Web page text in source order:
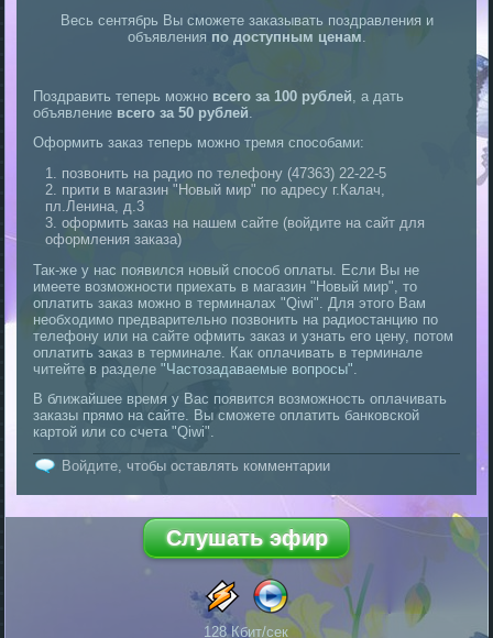
Весь сентябрь Вы сможете заказывать поздравления и
объявления по доступным ценам.
Поздравить теперь можно всего за 100 рублей, а дать
объявление всего за 50 рублей.
Оформить заказ теперь можно тремя способами:
позвонить на радио по телефону (47363) 22-22-5
прити в магазин "Новый мир" по адресу г.Калач,
пл.Ленина, д.3
оформить заказ на нашем сайте (войдите на сайт для
оформления заказа)
Так-же у нас появился новый способ оплаты. Если Вы не
имеете возможности приехать в магазин "Новый мир", то
оплатить заказ можно в терминалах "Qiwi". Для этого Вам
необходимо предварительно позвонить на радиостанцию по
телефону или на сайте офмить заказ и узнать его цену, потом
оплатить заказ в терминале. Как оплачивать в терминале
читейте в разделе"Частозадаваемые вопросы".
В ближайшее время у Вас появится возможность оплачивать
заказы прямо на сайте. Вы сможете оплатить банковской
картой или со счета "Qiwi".
Войдите , чтобы оставлять комментарии
128 Кбит/сек